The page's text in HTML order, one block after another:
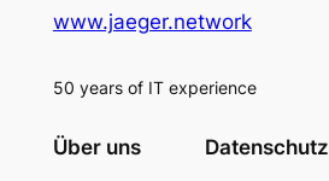
www.jaeger.network
50 years of IT experience
Über uns Datenschutz